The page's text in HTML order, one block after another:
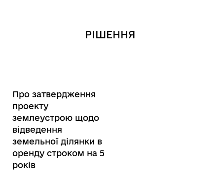
РІШЕННЯ
Про затвердження
проекту
землеустрою щодо
відведення
земельної ділянки в
оренду строком на 5
років